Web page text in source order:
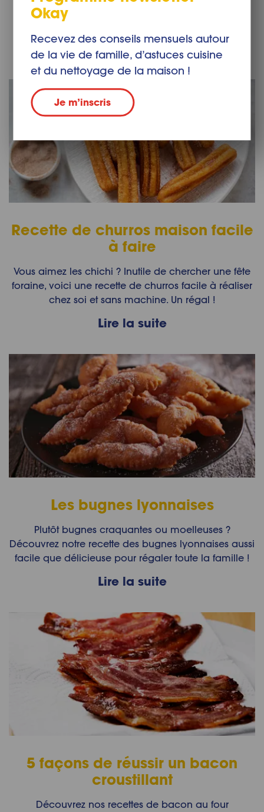
d’anniversaire ? Lisez la suite pour découvrir une
recette de brochettes de fruits et de sushis de fruit.
Lire la suite
Recette de churros maison facile
à faire
Vous aimez les chichi ? Inutile de chercher une fête
foraine, voici une recette de churros facile à réaliser
chez soi et sans machine. Un régal !
Lire la suite
Les bugnes lyonnaises
Plutôt bugnes craquantes ou moelleuses ?
Découvrez notre recette des bugnes lyonnaises aussi
facile que délicieuse pour régaler toute la famille !
Lire la suite
5 façons de réussir un bacon
croustillant
Découvrez nos recettes de bacon au four
Okay
Recevez des conseils mensuels autour
de la vie de famille, d’astuces cuisine
et du nettoyage de la maison !
Je m’inscris